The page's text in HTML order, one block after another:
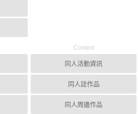
Content
同人活動資訊
同人誌作品
同人周邊作品